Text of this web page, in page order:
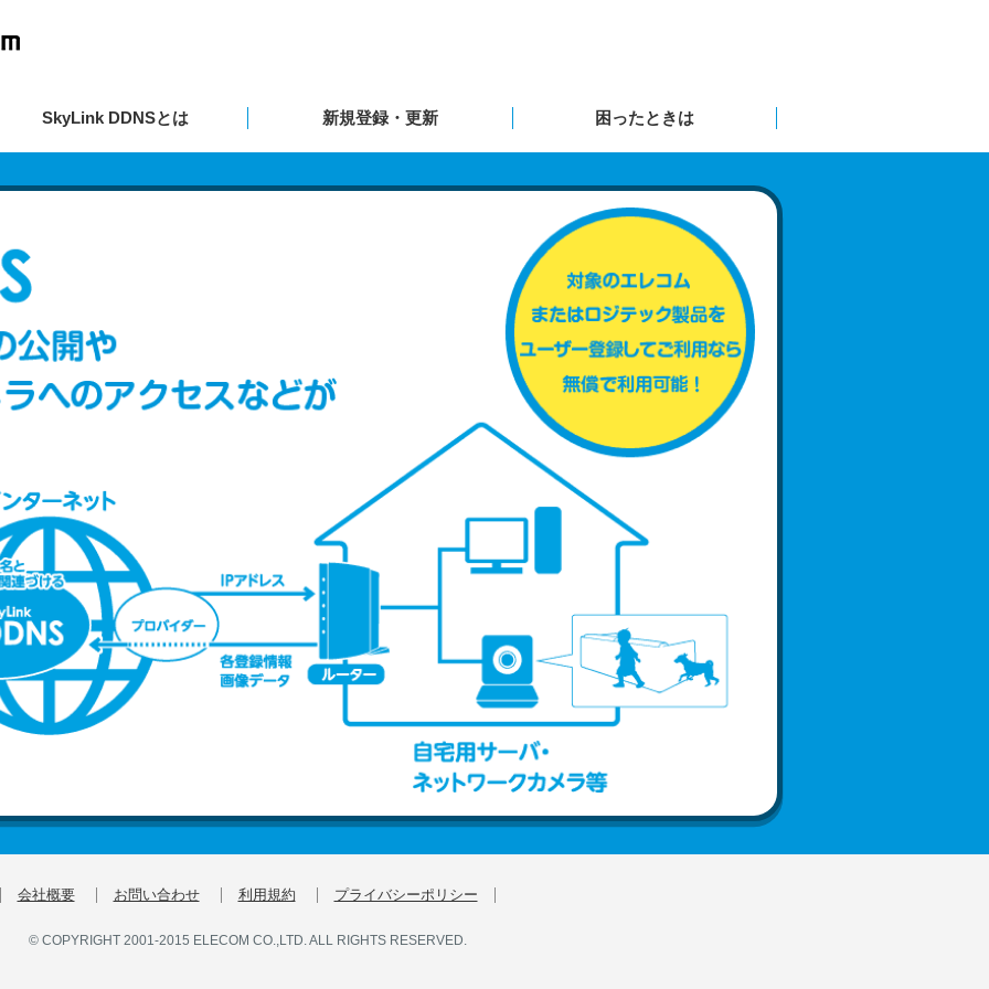
SkyLink DDNSとは 新規登録・更新 困ったときは
会社概要 お問い合わせ 利用規約 プライバシーポリシー
© COPYRIGHT 2001-2015 ELECOM CO.,LTD. ALL RIGHTS RESERVED.